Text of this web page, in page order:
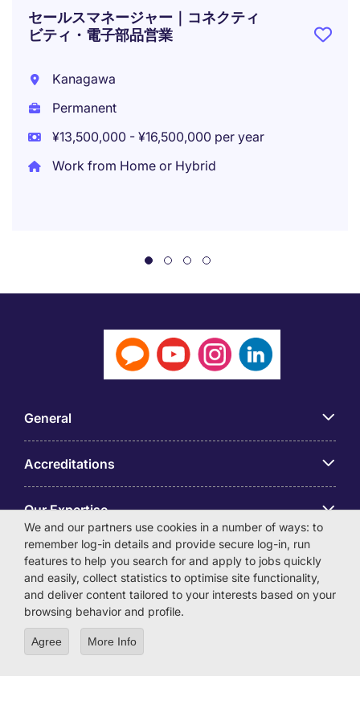
セールスマネージャー｜コネクティ
ビティ・電子部品営業
Kanagawa
Permanent
¥13,500,000 - ¥16,500,000 per year
Work from Home or Hybrid
General
Accreditations
Our Expertise
アプリ
Employer Centre
We and our partners use cookies in a number of ways: to
remember log-in details and provide secure log-in, run
features to help you search for and apply to jobs quickly
and easily, collect statistics to optimise site functionality,
and deliver content tailored to your interests based on your
browsing behavior and profile.
Agree More Info